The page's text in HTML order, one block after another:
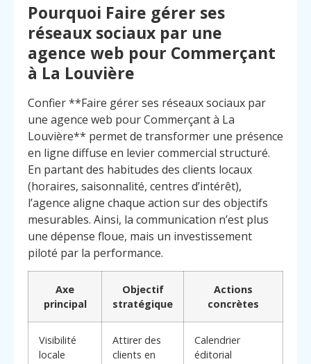
Pourquoi Faire gérer ses
réseaux sociaux par une
agence web pour Commerçant
à La Louvière
Confier **Faire gérer ses réseaux sociaux par
une agence web pour Commerçant à La
Louvière** permet de transformer une présence
en ligne diffuse en levier commercial structuré.
En partant des habitudes des clients locaux
(horaires, saisonnalité, centres d’intérêt),
l’agence aligne chaque action sur des objectifs
mesurables. Ainsi, la communication n’est plus
une dépense floue, mais un investissement
piloté par la performance.
Axe
principal
Objectif
stratégique
Actions
concrètes
Visibilité
locale
Attirer des
clients en
Calendrier
éditorial